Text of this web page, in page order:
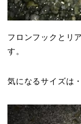
フロンフックとリ
す。
気になるサイズは